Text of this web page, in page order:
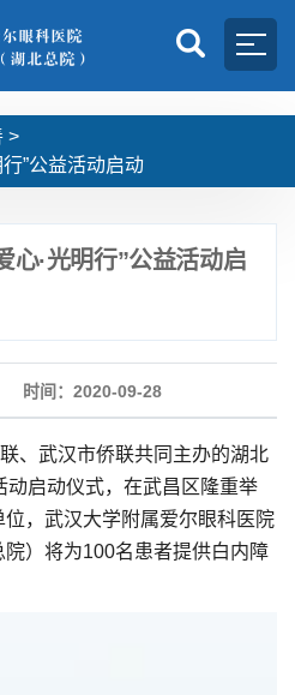
>
”公益活动启动
心·光明行”公益活动启
时间：2020-09-28
、武汉市侨联共同主办的湖北
动启动仪式，在武昌区隆重举
，武汉大学附属爱尔眼科医院
院）将为100名患者提供白内障